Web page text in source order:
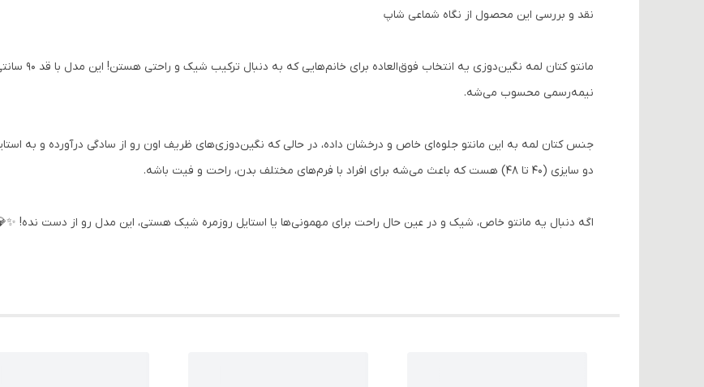
نقد و بررسی این محصول از نگاه شماعی شاپ
مانتو کتان
نیمه‌رسمی محسوب می‌شه.
جنس کتان لمه به این مانتو جلوه‌ای خاص و درخشان داده، در حالی که نگین‌دوزی‌های ظریف اون رو از سادگی درآورده و به
دو سایزی (۴۰ تا ۴۸) هست که باعث می‌شه برای افراد با فرم‌های مختلف بدن، راحت و فیت باشه.
اگه دنبال یه مانتو خاص، شیک و در عین حال راحت برای مهمونی‌ها یا استایل روزمره شیک هستی، این مدل رو از دست نده!